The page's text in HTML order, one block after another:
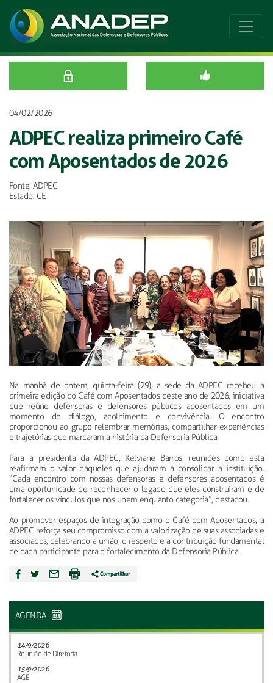
04/02/2026
ADPEC realiza primeiro Café
com Aposentados de 2026
Fonte: ADPEC
Estado: CE
Na manhã de ontem, quinta-feira (29), a sede da ADPEC recebeu a
primeira edição do Café com Aposentados deste ano de 2026, iniciativa
que reúne defensoras e defensores públicos aposentados em um
momento de diálogo, acolhimento e convivência. O encontro
proporcionou ao grupo relembrar memórias, compartilhar experiências
e trajetórias que marcaram a história da Defensoria Pública.
Para a presidenta da ADPEC, Kelviane Barros, reuniões como esta
reafirmam o valor daqueles que ajudaram a consolidar a instituição.
“Cada encontro com nossas defensoras e defensores aposentados é
uma oportunidade de reconhecer o legado que eles construíram e de
fortalecer os vínculos que nos unem enquanto categoria”, destacou.
Ao promover espaços de integração como o Café com Aposentados, a
ADPEC reforça seu compromisso com a valorização de suas associadas e
associados, celebrando a união, o respeito e a contribuição fundamental
de cada participante para o fortalecimento da Defensoria Pública.
AGENDA
14/9/2026
Reunião de Diretoria
15/9/2026
AGE